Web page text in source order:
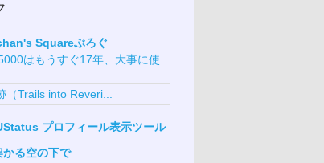
Squareぶろぐ
はもうすぐ17年、大事に使
（Trails into Reveri...
プロフィール表示ツール
かる空の下で